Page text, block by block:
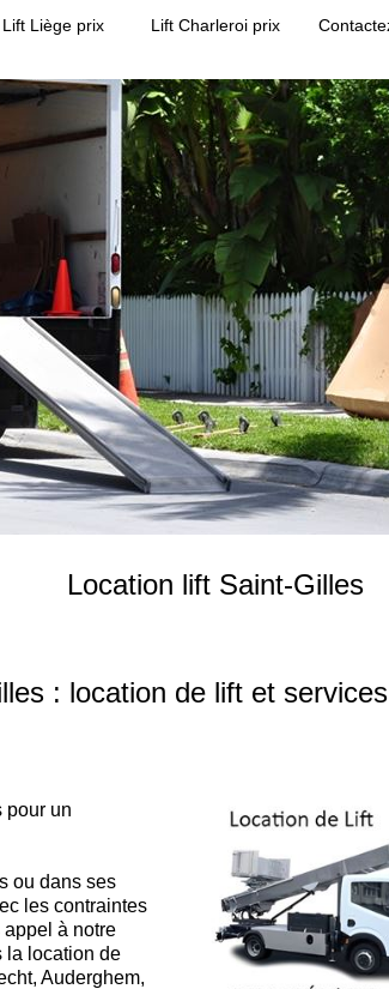
Lift Liège prix Lift Charleroi prix
Location lift Saint-Gilles
: location de lift et
pour un
ou dans ses
les contraintes
à notre
la location de
Auderghem,